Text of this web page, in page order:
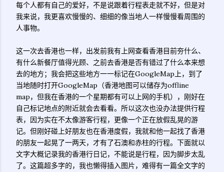
每个人都有自己的爱好，不是说跟着行程表走就不好，但是对
我来说，我更喜欢慢慢的、细细的像当地人一样慢慢看周围的
人事物。
这一次去香港也一样，出发前我有上网查看香港目前夯什么、
有什么新餐厅值得光顾、之前去香港是否有错过了什么本来想
去的地方；我会把这些地方一一标记在GoogleMap上，到了
当地随时打开GoogleMap（香港地图可以储存为offline
map，但我在香港的一个星期都有可以上网的手机），刚好在
自己标记地点的附近就会去看看。所以这次也没办法提供行程
表，因为实在不太像游客行程，更像一个正在放假乱晃的游
记。但刚好碰上好朋友也在香港度假，我就和他一起找了香港
的朋友一起晃了一两天，才有了石澳和赤柱的行程。下面就以
文字大概记录我的香港行日记，不能说是行程，因为脚步太乱
了。这篇超多字的，我也懒得插入图片，难得有一篇全文字的